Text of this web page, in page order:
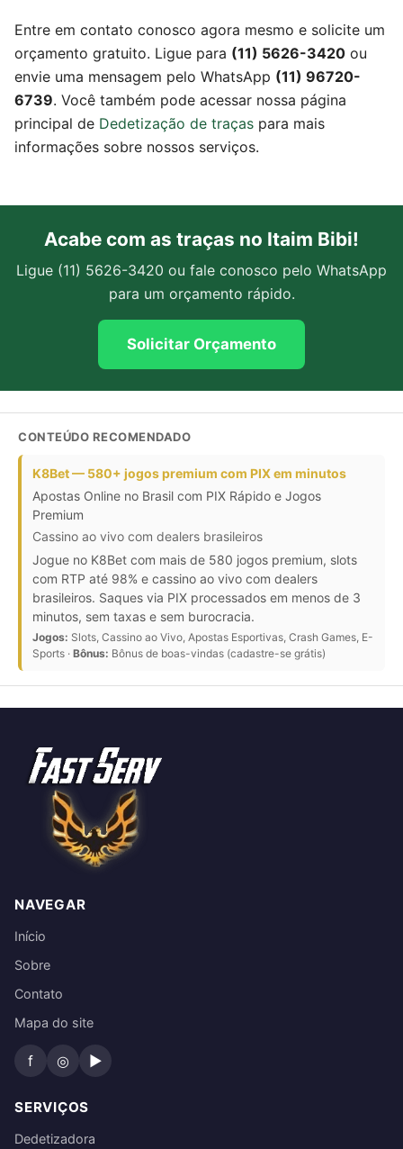
Entre em contato conosco agora mesmo e solicite um
orçamento gratuito. Ligue para (11) 5626-3420 ou
envie uma mensagem pelo WhatsApp (11) 96720-
6739. Você também pode acessar nossa página
principal de Dedetização de traças para mais
informações sobre nossos serviços.
Acabe com as traças no Itaim Bibi!
Ligue (11) 5626-3420 ou fale conosco pelo WhatsApp
para um orçamento rápido.
Solicitar Orçamento
CONTEÚDO RECOMENDADO
K8Bet — 580+ jogos premium com PIX em minutos
Apostas Online no Brasil com PIX Rápido e Jogos
Premium
Cassino ao vivo com dealers brasileiros
Jogue no K8Bet com mais de 580 jogos premium, slots
com RTP até 98% e cassino ao vivo com dealers
brasileiros. Saques via PIX processados em menos de 3
minutos, sem taxas e sem burocracia.
Jogos: Slots, Cassino ao Vivo, Apostas Esportivas, Crash Games, E-
Sports · Bônus: Bônus de boas-vindas (cadastre-se grátis)
NAVEGAR
Início
Sobre
Contato
Mapa do site
f ◎ ▶
SERVIÇOS
Dedetizadora